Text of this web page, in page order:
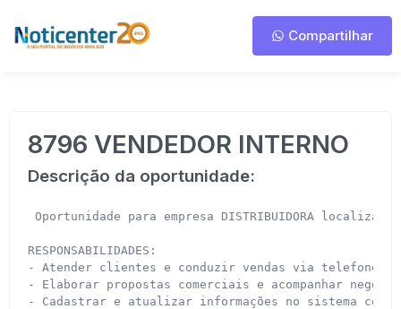
Compartilhar
8796 VENDEDOR INTERNO
Descrição da oportunidade:
Oportunidade para empresa DISTRIBUIDORA
RESPONSABILIDADES:
- Atender clientes e conduzir vendas via telefone,
- Elaborar propostas comerciais e acompanhar
- Cadastrar e atualizar informações no sistema